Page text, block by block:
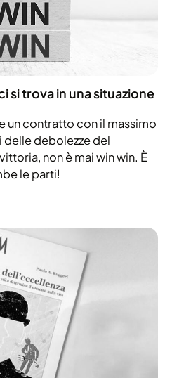
si trova in una situazione
un contratto con il massimo
debolezze del
non è mai win win. È
le parti!